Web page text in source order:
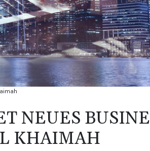
NEUES
KHAIMAH